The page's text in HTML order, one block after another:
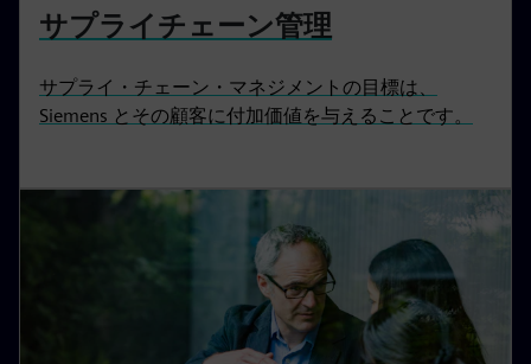
サプライチェーン管理
サプライ・チェーン・マネジメントの目標は、
Siemens とその顧客に付加価値を与えることです。